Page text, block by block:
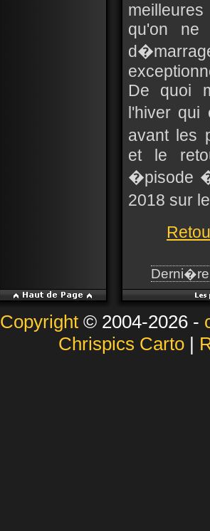
qu'on ne
De quoi
l'hiver qui
avant les
et le
�pisode
2018 sur
Derni�re
Copyright© 2004-2026 -
Chrispics Carto|